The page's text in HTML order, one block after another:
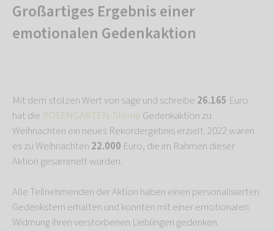
Großartiges Ergebnis einer
emotionalen Gedenkaktion
Mit dem stolzen Wert von sage und schreibe 26.165 Euro
hat die ROSENGARTEN-Sterne Gedenkaktion zu
Weihnachten ein neues Rekordergebnis erzielt. 2022 waren
es zu Weihnachten 22.000 Euro, die im Rahmen dieser
Aktion gesammelt wurden.
Alle Teilnehmenden der Aktion haben einen personalisierten
Gedenkstern erhalten und konnten mit einer emotionalen
Widmung ihren verstorbenen Lieblingen gedenken.